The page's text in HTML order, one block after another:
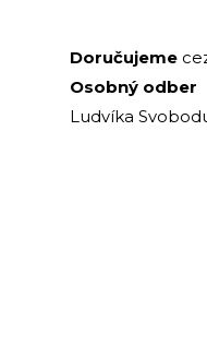
Doručujeme
Osobný odber
Ludvíka